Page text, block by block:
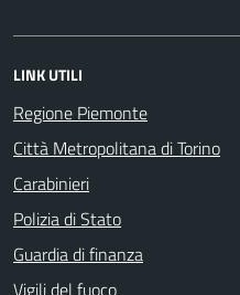
LINK UTILI
Regione Piemonte
Città Metropolitana di Torino
Carabinieri
Polizia di Stato
Guardia di finanza
Vigili del fuoco